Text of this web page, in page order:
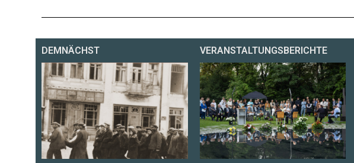
DEMNÄCHST VERANSTALTUNGSBERICHTE